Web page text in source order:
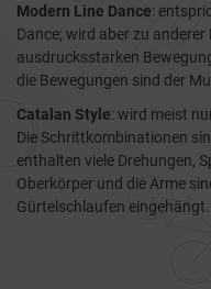
Modern Line Dance:
Dance; wird aber zu
ausdrucksstarken
die Bewegungen sind der
Catalan Style: wird meist
Die Schrittkombinationen
enthalten viele Drehungen,
Oberkörper und die Arme
Gürtelschlaufen eingehängt.